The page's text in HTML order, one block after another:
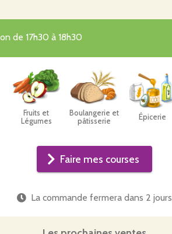
84110 Séguret.
bientôt !
de 17h30 à 18h30
Fruits et
Légumes
Boulangerie et
pâtisserie
Épicerie
Faire mes courses
La commande fermera dans 2 jours